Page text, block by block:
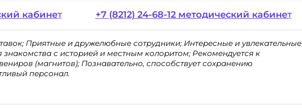
кабинет +7 (8212) 24-68-12 методический кабинет
Приятные и дружелюбные сотрудники; Интересные и увлекательные
с историей и местным колоритом; Рекомендуется к
(магнитов); Познавательно, способствует сохранению
персонал.